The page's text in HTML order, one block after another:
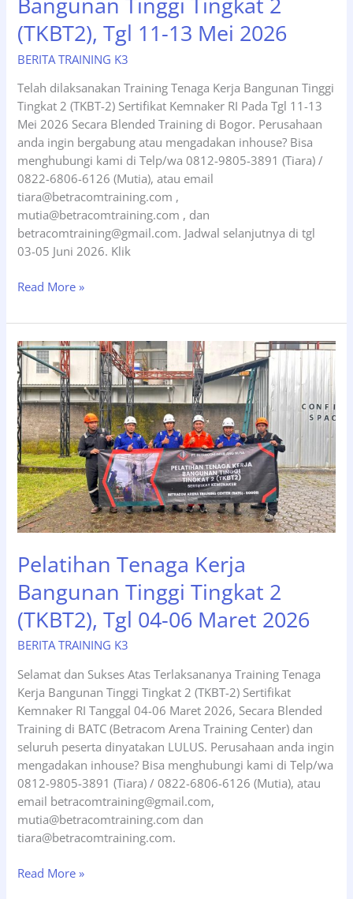
(TKBT2), Tgl 11-13 Mei 2026
BERITA TRAINING K3
Telah dilaksanakan Training Tenaga Kerja Bangunan Tinggi
Tingkat 2 (TKBT-2) Sertifikat Kemnaker RI Pada Tgl 11-13
Mei 2026 Secara Blended Training di Bogor. Perusahaan
anda ingin bergabung atau mengadakan inhouse? Bisa
menghubungi kami di Telp/wa 0812-9805-3891 (Tiara) /
0822-6806-6126 (Mutia), atau email
tiara@betracomtraining.com ,
mutia@betracomtraining.com , dan
betracomtraining@gmail.com. Jadwal selanjutnya di tgl
03-05 Juni 2026. Klik
Pelatihan
Kerja
Bangunan
Tinggi
Tingkat
2
(TKBT2),
Tgl
11-
13
Mei
2026
Read More »
Pelatihan Tenaga Kerja
Bangunan Tinggi Tingkat 2
(TKBT2), Tgl 04-06 Maret 2026
BERITA TRAINING K3
Selamat dan Sukses Atas Terlaksananya Training Tenaga
Kerja Bangunan Tinggi Tingkat 2 (TKBT-2) Sertifikat
Kemnaker RI Tanggal 04-06 Maret 2026, Secara Blended
Training di BATC (Betracom Arena Training Center) dan
seluruh peserta dinyatakan LULUS. Perusahaan anda ingin
mengadakan inhouse? Bisa menghubungi kami di Telp/wa
0812-9805-3891 (Tiara) / 0822-6806-6126 (Mutia), atau
email betracomtraining@gmail.com,
mutia@betracomtraining.com dan
tiara@betracomtraining.com.
Pelatihan
Read More »